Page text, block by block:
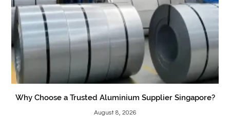
Why Choose a Trusted Aluminium Supplier Singapore?
August 8, 2026